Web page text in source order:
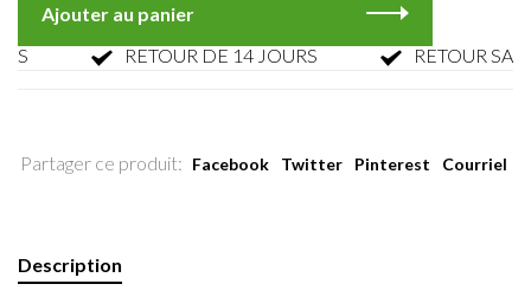
Ajouter au panier
RETOUR DE 14 JOURS
RETOUR SANS
Partager ce produit: Facebook Twitter Pinterest Courriel
Description